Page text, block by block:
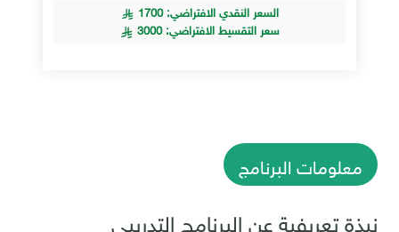
السعر النقدي الافتراضي: 1700
سعر التقسيط الافتراضي: 3000
معلومات البرنامج
نبذة تعريفية عن البرنامج التدريبي